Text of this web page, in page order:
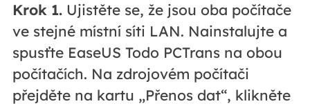
Krok 1.Ujistěte se, že jsou oba počítače
ve stejné místní síti LAN. Nainstalujte a
spusťte EaseUS Todo PCTrans na obou
počítačích. Na zdrojovém počítači
přejděte na kartu „Přenos dat“, klikněte